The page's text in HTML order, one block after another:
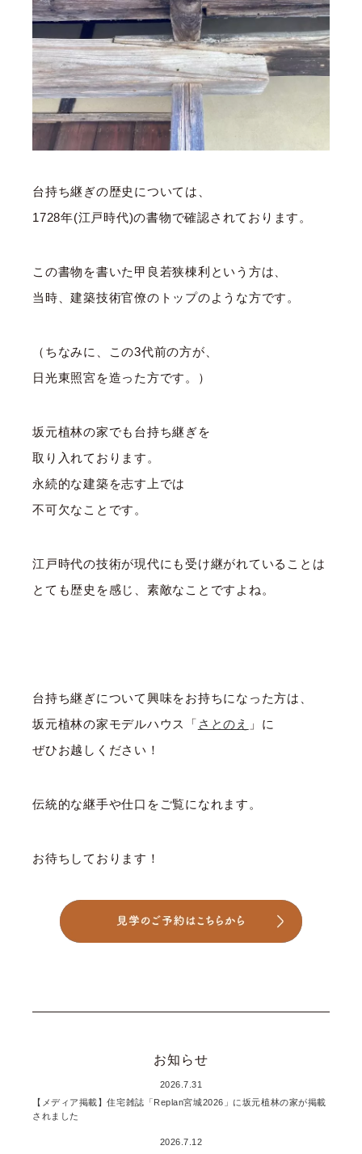
台持ち継ぎの歴史については、
1728年(江戸時代)の書物で確認されております。
この書物を書いた甲良若狭棟利という方は、
当時、建築技術官僚のトップのような方です。
（ちなみに、この3代前の方が、
日光東照宮を造った方です。）
坂元植林の家でも台持ち継ぎを
取り入れております。
永続的な建築を志す上では
不可欠なことです。
江戸時代の技術が現代にも受け継がれていることは
とても歴史を感じ、素敵なことですよね。
台持ち継ぎについて興味をお持ちになった方は、
坂元植林の家モデルハウス「 さとのえ
」に
ぜひお越しください！
伝統的な継手や仕口をご覧になれます。
お待ちしております！
お知らせ
2026.7.31
【メディア掲載】住宅雑誌「Replan宮城2026」に坂元植林の家が掲載
されました
2026.7.12